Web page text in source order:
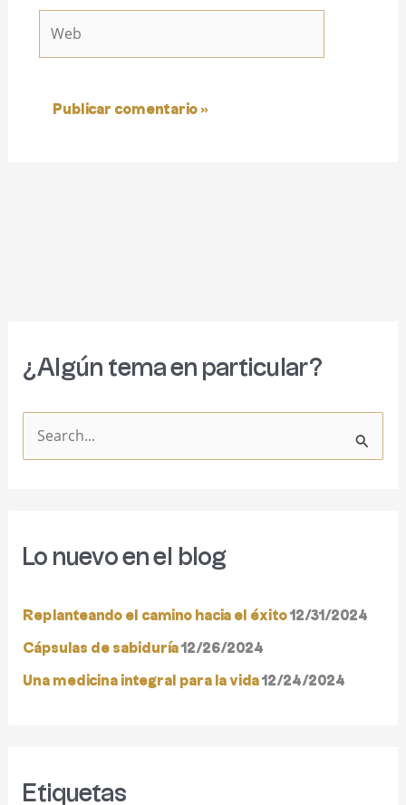
¿Algún tema en particular?
a
p
o
r
Lo nuevo en el blog
Replanteando el camino hacia el éxito 12/31/2024
Cápsulas de sabiduría 12/26/2024
Una medicina integral para la vida 12/24/2024
Etiquetas